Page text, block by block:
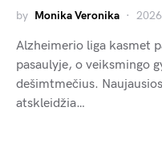
by Monika Veronika
Alzheimerio liga kasmet
pasaulyje, o veiksmingo
dešimtmečius.
atskleidžia…